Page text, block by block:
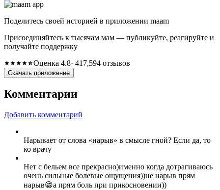
Поделитесь своей историей в приложении maam
Присоединяйтесь к тысячам мам — публикуйте, реагируйте и
получайте поддержку
Оценка 4.8· 417,594 отзывов
Скачать приложение
Комментарии
Добавить комментарий
Нарывает от слова «нарыв» в смысле гной? Если да, то
ко врачу
Нет с бельем все прекрасно)именно когда дотрагиваюсь
очень сильные болевые ощущения))не нарыв прям
нарыв😁а прям боль при прикосновении))